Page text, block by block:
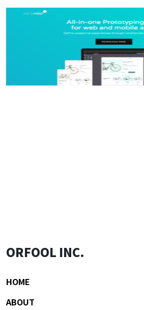
ORFOOL INC.
HOME
ABOUT